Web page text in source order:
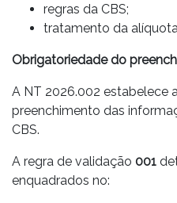
regras da CBS;
tratamento da
Obrigatoriedade do
A NT 2026.002 estabelece
preenchimento das
CBS.
A regra de validação 001
enquadrados no: